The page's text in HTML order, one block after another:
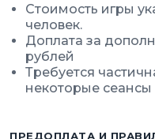
Стоимость игры
человек.
Доплата за
рублей
Требуется
некоторые сеансы
ПРЕДОПЛАТА И